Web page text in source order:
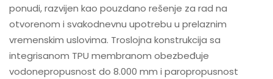
ponudi, razvijen kao pouzdano rešenje za rad na
otvorenom i svakodnevnu upotrebu u prelaznim
vremenskim uslovima. Troslojna konstrukcija sa
integrisanom TPU membranom obezbeđuje
vodonepropusnost do 8.000 mm i paropropusnost